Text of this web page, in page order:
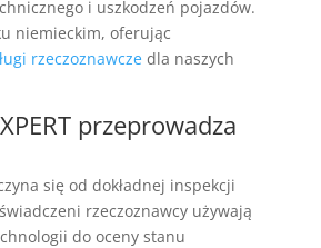
i uszkodzeń pojazdów.
niemieckim, oferując
rzeczoznawczedla naszych
przeprowadza
się od dokładnej inspekcji
rzeczoznawcy używają
do oceny stanu